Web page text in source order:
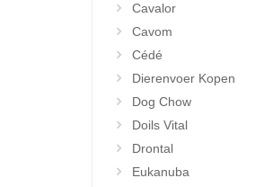
Cavalor
Cavom
Cédé
Dierenvoer Kopen
Dog Chow
Doils Vital
Drontal
Eukanuba